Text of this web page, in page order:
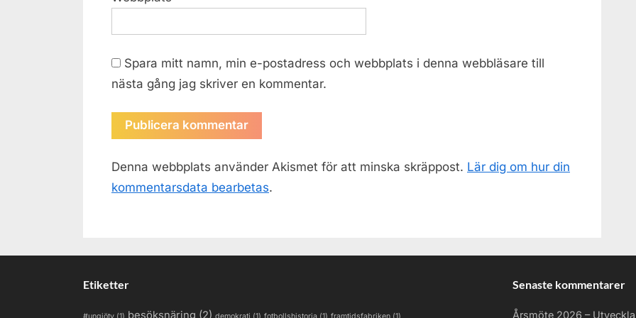
Spara mitt namn, min e-postadress och webbplats i denna webbläsare till
nästa gång jag skriver en kommentar.
Denna webbplats använder Akismet för att minska skräppost. Lär dig om hur din
kommentarsdata bearbetas.
Etiketter
besöksnäring (2)
Senaste kommentarer
Årsmöte 2026 –